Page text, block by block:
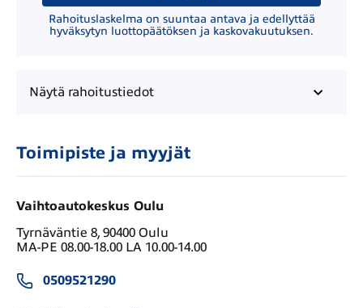
Rahoituslaskelma on suuntaa antava ja edellyttää
hyväksytyn luottopäätöksen ja kaskovakuutuksen.
Näytä rahoitustiedot
Toimipiste ja myyjät
Vaihtoautokeskus Oulu
Tyrnäväntie 8, 90400 Oulu
MA-PE 08.00-18.00 LA 10.00-14.00
0509521290